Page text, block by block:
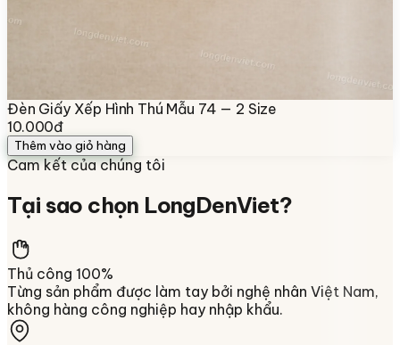
Đèn Giấy Xếp Hình Thú Mẫu 74 — 2 Size
10.000đ
Thêm vào giỏ hàng
Cam kết của chúng tôi
Tại sao chọn LongDenViet?
Thủ công 100%
Từng sản phẩm được làm tay bởi nghệ nhân Việt Nam,
không hàng công nghiệp hay nhập khẩu.